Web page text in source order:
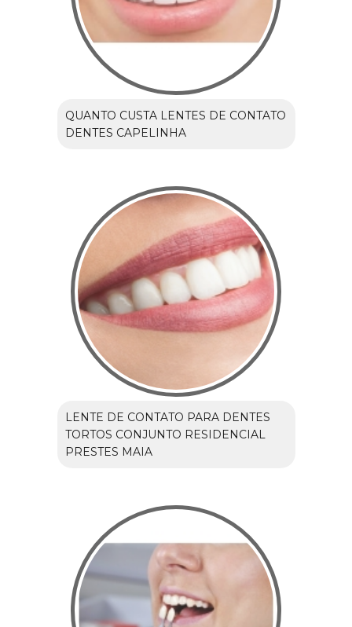
QUANTO CUSTA LENTES DE CONTATO
DENTES CAPELINHA
LENTE DE CONTATO PARA DENTES
TORTOS CONJUNTO RESIDENCIAL
PRESTES MAIA